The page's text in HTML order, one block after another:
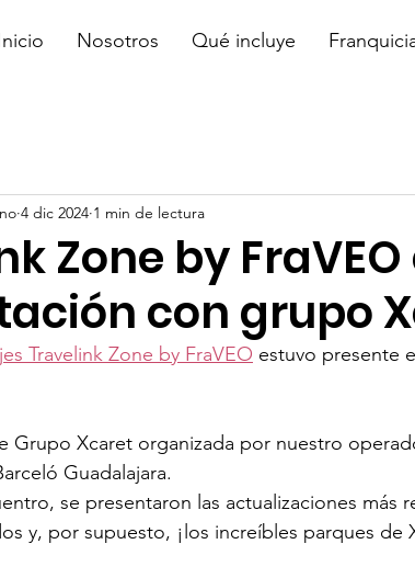
Nosotros Qué incluye
Zone by FraVEO
con grupo
4 dic 2024 1 min de lectura
Travelink Zone by FraVEO estuvo presente
Grupo Xcaret organizada por nuestro
Guadalajara.
se presentaron las actualizaciones más
y, por supuesto, ¡los increíbles parques de